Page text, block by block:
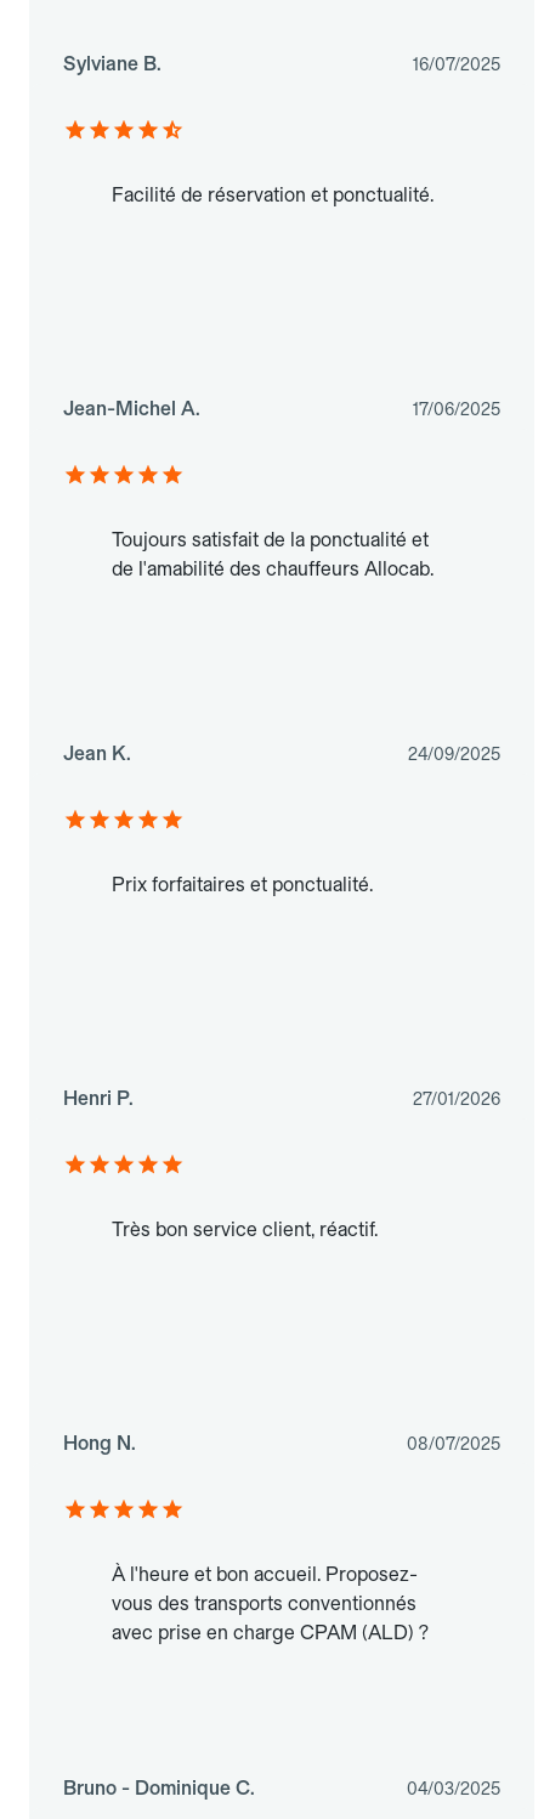
Sylviane B. 16/07/2025
Facilité de réservation et ponctualité.
Jean-Michel A. 17/06/2025
Toujours satisfait de la ponctualité et
de l'amabilité des chauffeurs Allocab.
Jean K. 24/09/2025
Prix forfaitaires et ponctualité.
Henri P. 27/01/2026
Très bon service client, réactif.
Hong N. 08/07/2025
À l'heure et bon accueil. Proposez-
vous des transports conventionnés
avec prise en charge CPAM (ALD) ?
Bruno - Dominique C. 04/03/2025